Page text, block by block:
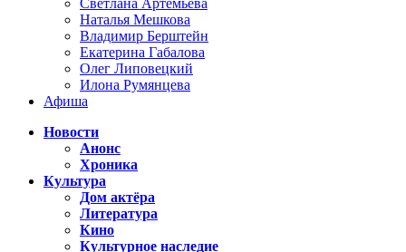
Светлана Артемьева
Наталья Мешкова
Владимир Берштейн
Екатерина Габалова
Олег Липовецкий
Илона Румянцева
Афиша
Новости
Анонс
Хроника
Культура
Дом актёра
Литература
Кино
Культурное наследие